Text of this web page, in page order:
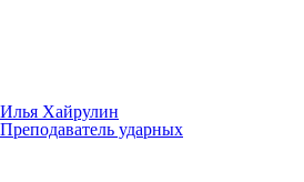
Илья Хайрулин
Преподаватель ударных